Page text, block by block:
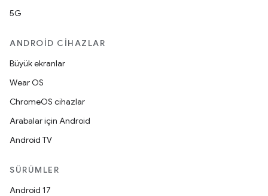
5G
ANDROID CIHAZLAR
Büyük ekranlar
Wear OS
ChromeOS cihazlar
Arabalar için Android
Android TV
SÜRÜMLER
Android 17